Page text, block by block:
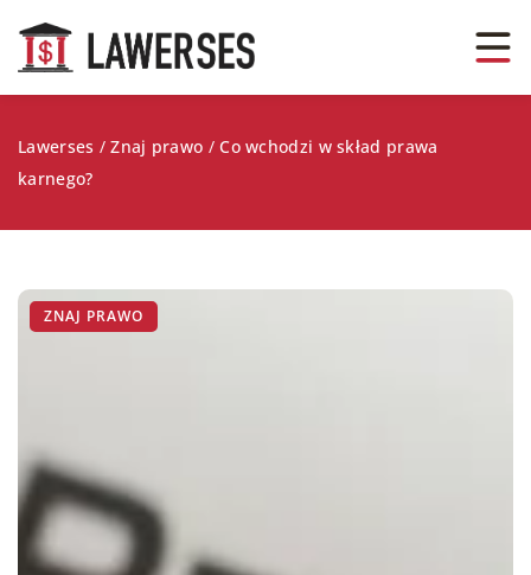
Lawerses /Znaj prawo /Co wchodzi w skład prawa
karnego?
ZNAJ PRAWO